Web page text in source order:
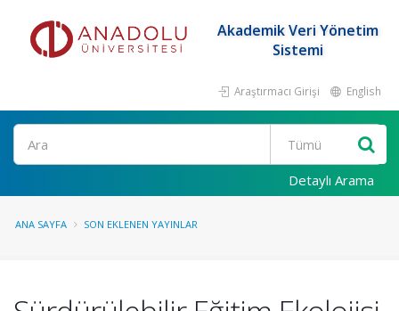
Akademik Veri Yönetim
Sistemi
Araştırmacı Girişi English
Ara
Detaylı Arama
ANA SAYFA SON EKLENEN YAYINLAR